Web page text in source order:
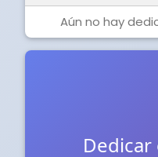
Aún no hay
Dedicar